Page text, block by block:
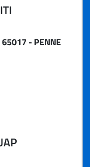
65017 - PENNE